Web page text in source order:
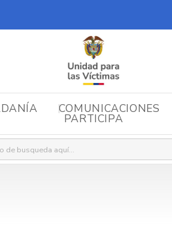
COMUNICACIONES
PARTICIPA